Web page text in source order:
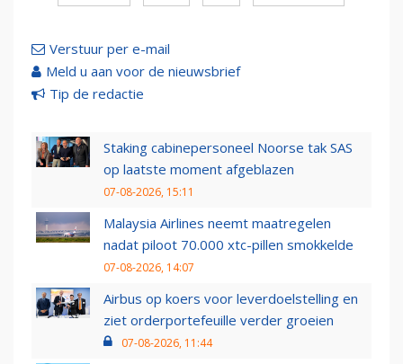
Verstuur per e-mail
Meld u aan voor de nieuwsbrief
Tip de redactie
Staking cabinepersoneel Noorse tak SAS
op laatste moment afgeblazen
07-08-2026, 15:11
Malaysia Airlines neemt maatregelen
nadat piloot 70.000 xtc-pillen smokkelde
07-08-2026, 14:07
Airbus op koers voor leverdoelstelling en
ziet orderportefeuille verder groeien
07-08-2026, 11:44